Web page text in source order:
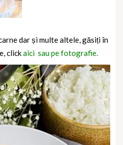
dar și multe altele, găsiți în
clickaici sau pe fotografie.